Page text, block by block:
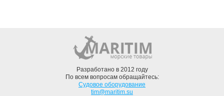
Разработано в 2012 году
По всем вопросам обращайтесь:
Судовое оборудование
tim@maritim.su